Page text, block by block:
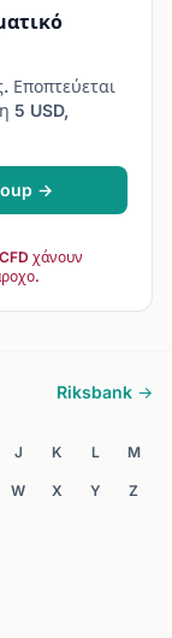
Εποπτεύεται
5 USD,
→
χάνουν
Riksbank →
J K L M
W X Y Z